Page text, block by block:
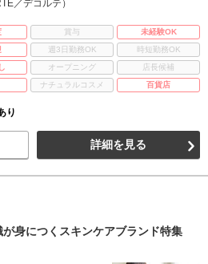
／デコルテ）
賞与
未経験OK
週3日勤務OK
時短勤務OK
オープニング
店長候補
ナチュラルコスメ 百貨店
り
詳細を見る
身につくスキンケアブランド特集